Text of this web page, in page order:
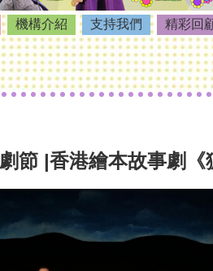
機構介紹 支持我們 精彩回
節 |香港繪本故事劇《